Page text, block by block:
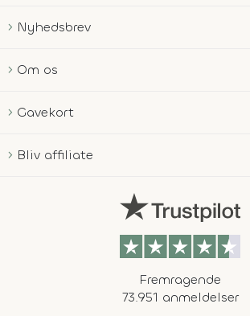
Nyhedsbrev
Om os
Gavekort
Bliv affiliate
Fremragende
73.951 anmeldelser